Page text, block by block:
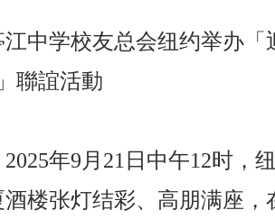
中学校友总会纽约举办「
聯誼活動
2025年9月21日中午12时，
酒楼张灯结彩、高朋满座，